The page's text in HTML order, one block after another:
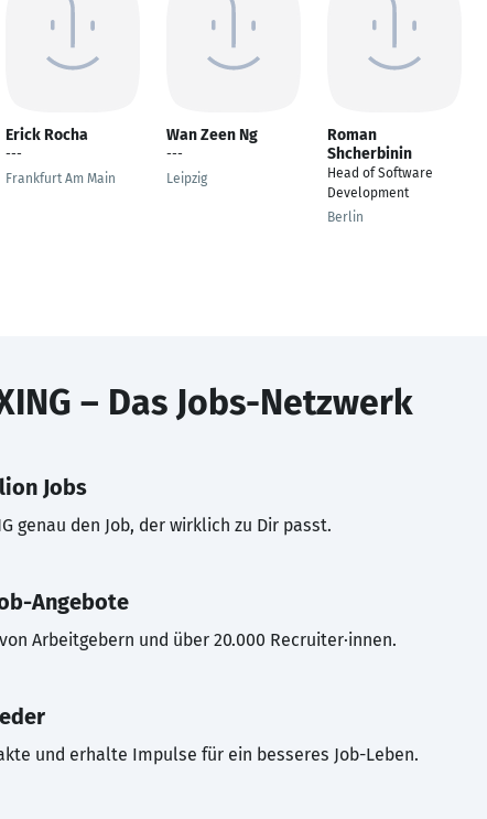
Erick Rocha
---
Frankfurt Am Main
Wan Zeen Ng
---
Leipzig
Roman
Shcherbinin
Head of Software
Development
Berlin
– Das Jobs-Netzwerk
Jobs
genau den Job, der wirklich zu Dir passt.
Angebote
Arbeitgebern und über 20.000 Recruiter·innen.
und erhalte Impulse für ein besseres Job-Leben.